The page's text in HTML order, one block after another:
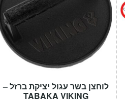
לוחצן בשר עגול יציקת ברזל –
TABAKA VIKING